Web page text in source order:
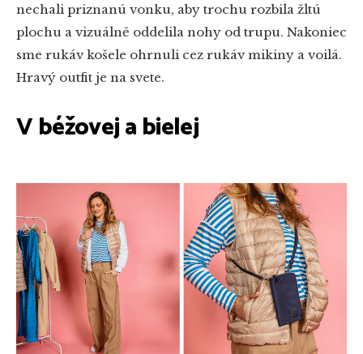
nechali priznanú vonku, aby trochu rozbila žltú
plochu a vizuálně oddelila nohy od trupu. Nakoniec
sme rukáv košele ohrnuli cez rukáv mikiny a voilá.
Hravý outfit je na svete.
V béžovej a bielej